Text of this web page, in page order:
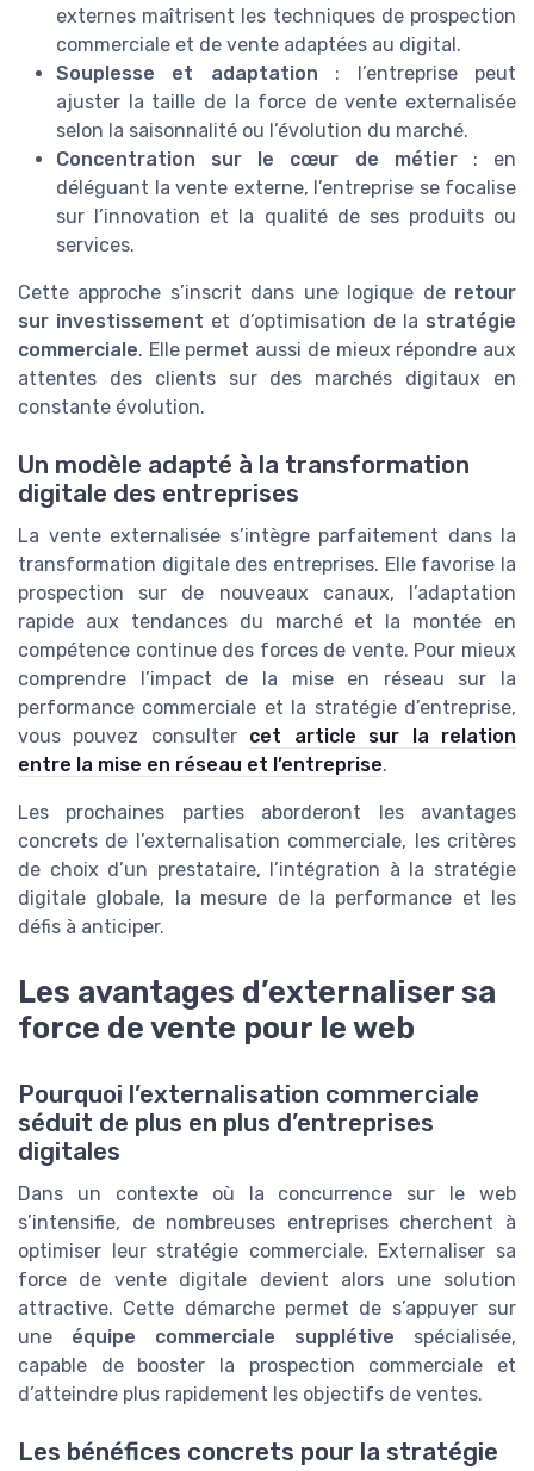
externes maîtrisent les techniques de prospection
commerciale et de vente adaptées au digital.
Souplesse et adaptation : l’entreprise peut
ajuster la taille de la force de vente externalisée
selon la saisonnalité ou l’évolution du marché.
Concentration sur le cœur de métier: en
déléguant la vente externe, l’entreprise se focalise
sur l’innovation et la qualité de ses produits ou
services.
Cette approche s’inscrit dans une logique de retour
sur investissement et d’optimisation de la stratégie
commerciale. Elle permet aussi de mieux répondre aux
attentes des clients sur des marchés digitaux en
constante évolution.
Un modèle adapté à la transformation
digitale des entreprises
La vente externalisée s’intègre parfaitement dans la
transformation digitale des entreprises. Elle favorise la
prospection sur de nouveaux canaux, l’adaptation
rapide aux tendances du marché et la montée en
compétence continue des forces de vente. Pour mieux
comprendre l’impact de la mise en réseau sur la
performance commerciale et la stratégie d’entreprise,
vous pouvez consulter cet article sur la relation
entre la mise en réseau et l’entreprise.
Les prochaines parties aborderont les avantages
concrets de l’externalisation commerciale, les critères
de choix d’un prestataire, l’intégration à la stratégie
digitale globale, la mesure de la performance et les
défis à anticiper.
Les avantages d’externaliser sa
force de vente pour le web
Pourquoi l’externalisation commerciale
séduit de plus en plus d’entreprises
digitales
Dans un contexte où la concurrence sur le web
s’intensifie, de nombreuses entreprises cherchent à
optimiser leur stratégie commerciale. Externaliser sa
force de vente digitale devient alors une solution
attractive. Cette démarche permet de s’appuyer sur
une équipe commerciale supplétive spécialisée,
capable de booster la prospection commerciale et
d’atteindre plus rapidement les objectifs de ventes.
Les bénéfices concrets pour la stratégie